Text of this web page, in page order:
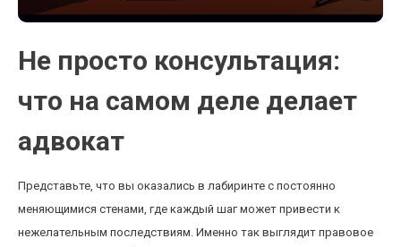
Не просто консультация:
что на самом деле делает
адвокат
Представьте, что вы оказались в лабиринте с постоянно
меняющимися стенами, где каждый шаг может привести к
нежелательным последствиям. Именно так выглядит правовое